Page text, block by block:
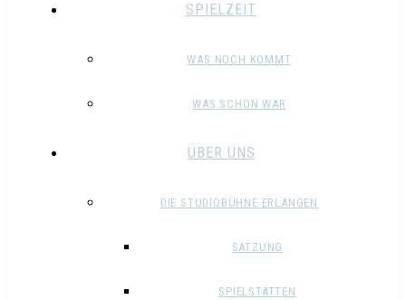
SPIELZEIT
WAS NOCH KOMMT
WAS SCHON WAR
ÜBER UNS
DIE STUDIOBÜHNE ERLANGEN
SATZUNG
SPIELSTÄTTEN